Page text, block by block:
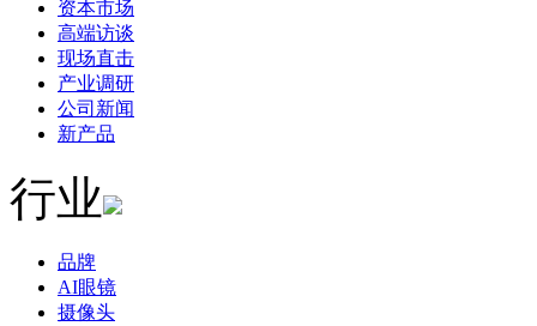
资本市场
高端访谈
现场直击
产业调研
公司新闻
新产品
行业
品牌
AI眼镜
摄像头